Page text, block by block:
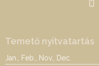
Temető nyitvatartás
Jan., Feb., Nov., Dec.